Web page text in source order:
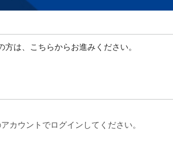
方は、こちらからお進みください。
カウントでログインしてください。